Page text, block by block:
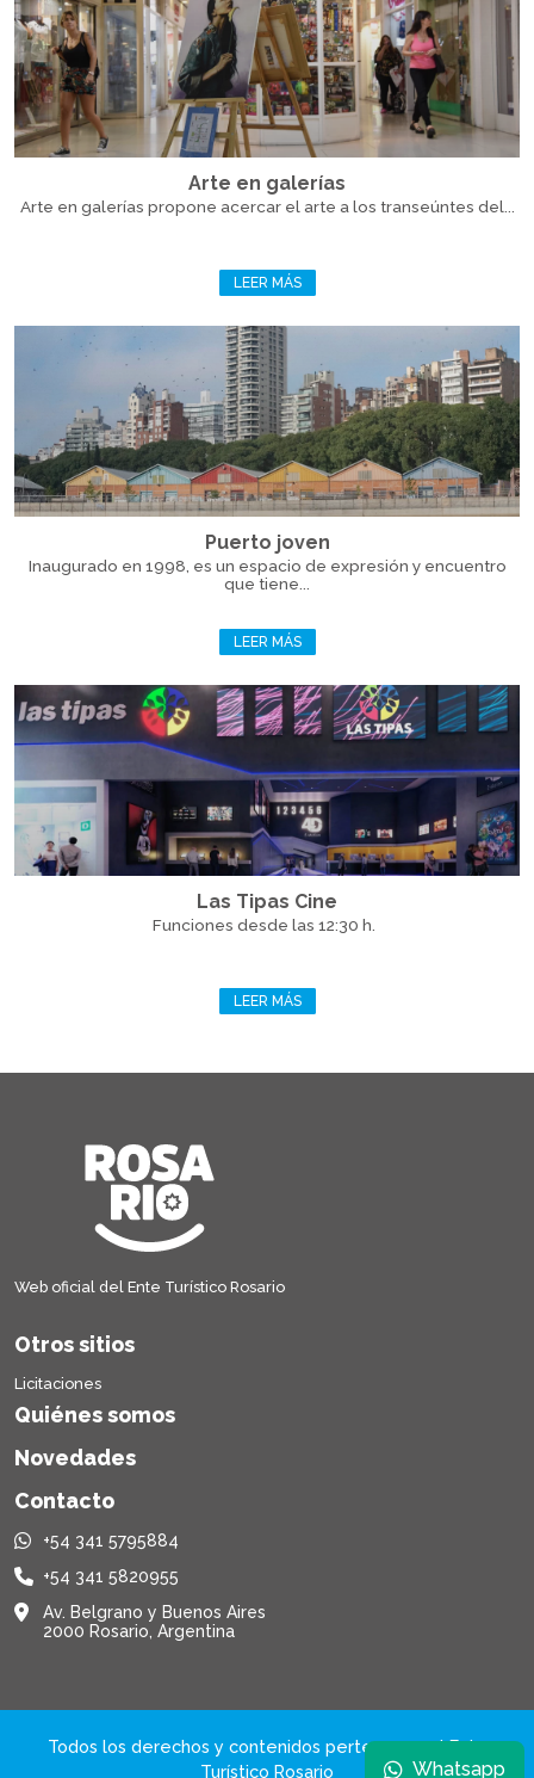
Arte en galerías
Arte en galerías propone acercar el arte a los transeúntes del...
LEER MÁS
Puerto joven
Inaugurado en 1998, es un espacio de expresión y encuentro
que tiene...
LEER MÁS
Las Tipas Cine
Funciones desde las 12:30 h.
LEER MÁS
Whatsapp
Web oficial del Ente Turístico Rosario
Otros sitios
Licitaciones
Quiénes somos
Novedades
Contacto
+54 341 5795884
+54 341 5820955
Av. Belgrano y Buenos Aires
2000 Rosario, Argentina
Todos los derechos y contenidos pertenecen al Ente
Turístico Rosario